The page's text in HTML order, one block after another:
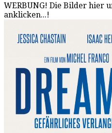
WERBUNG! Die Bilder hier
anklicken...!